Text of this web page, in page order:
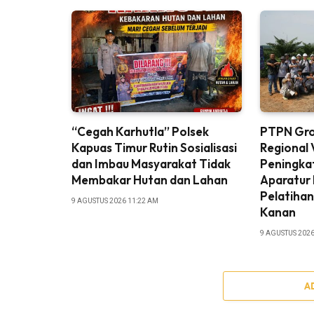
“Cegah Karhutla” Polsek
Kapuas Timur Rutin Sosialisasi
dan Imbau Masyarakat Tidak
Membakar Hutan dan Lahan
9 AGUSTUS 2026 11:22 AM
PTPN
Regional
Aparatur
Kanan
9 AGUSTUS